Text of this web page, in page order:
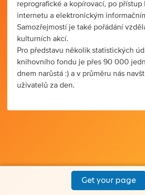
reprografické a kopírovací, po přístup
internetu a elektronickým
Samozřejmostí je také pořádání
kulturních akcí.
Pro představu několik statistických
knihovního fondu je přes 90 000
dnem narůstá :) a v průměru nás
uživatelů za den.
Get your page